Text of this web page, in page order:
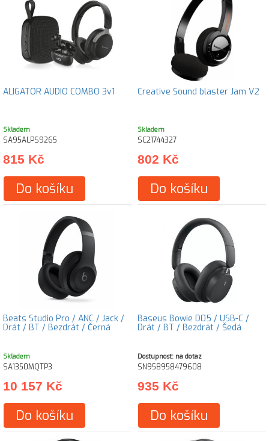
ALIGATOR AUDIO COMBO 3v1
Skladem
SA95ALPS9265
815 Kč
Do košíku
Creative Sound blaster Jam V2
Skladem
SC21744327
802 Kč
Do košíku
Beats Studio Pro / ANC / Jack /
Drát / BT / Bezdrát / Černá
Skladem
SA1350MQTP3
10 157 Kč
Do košíku
Baseus Bowie D05 / USB-C /
Drát / BT / Bezdrát / Šedá
Dostupnost: na dotaz
SN958958479608
935 Kč
Do košíku